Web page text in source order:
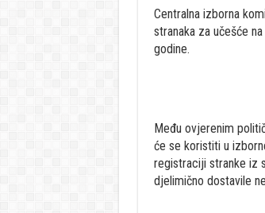
Centralna izborna
stranaka za učešće
godine.
Među ovjerenim
će se koristiti u
registraciji stranke iz
djelimično dostavile